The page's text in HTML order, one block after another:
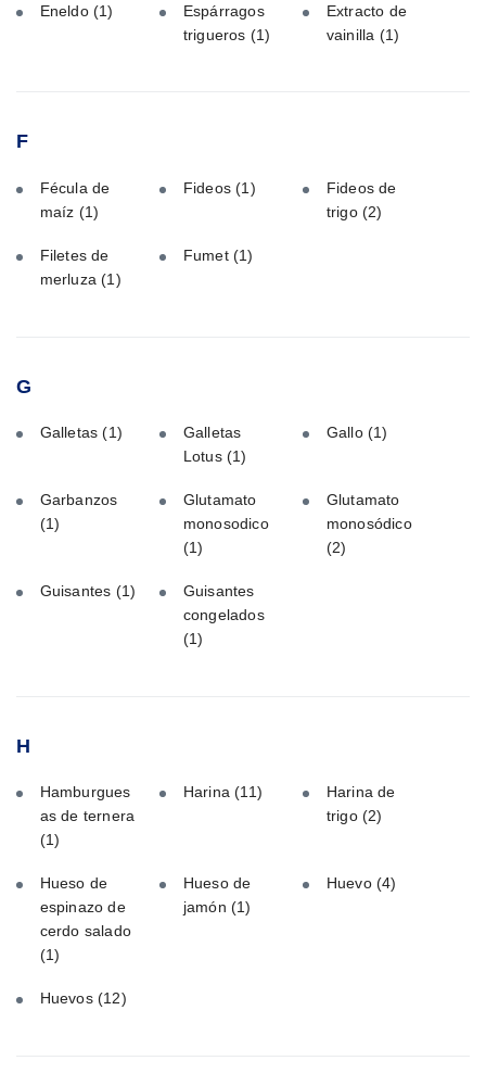
Eneldo (1)
Espárragos
trigueros (1)
Extracto de
vainilla (1)
F
Fécula de
maíz (1)
Fideos(1)
Fideos de
trigo(2)
Filetes de
merluza(1)
Fumet (1)
G
Galletas(1)
Galletas
Lotus (1)
Gallo(1)
Garbanzos
(1)
Glutamato
monosodico
(1)
Glutamato
monosódico
(2)
Guisantes (1)
Guisantes
congelados
(1)
H
Hamburgues
as de ternera
(1)
Harina(11)
Harina de
trigo(2)
Hueso de
espinazo de
cerdo salado
(1)
Hueso de
jamón (1)
Huevo(4)
Huevos (12)